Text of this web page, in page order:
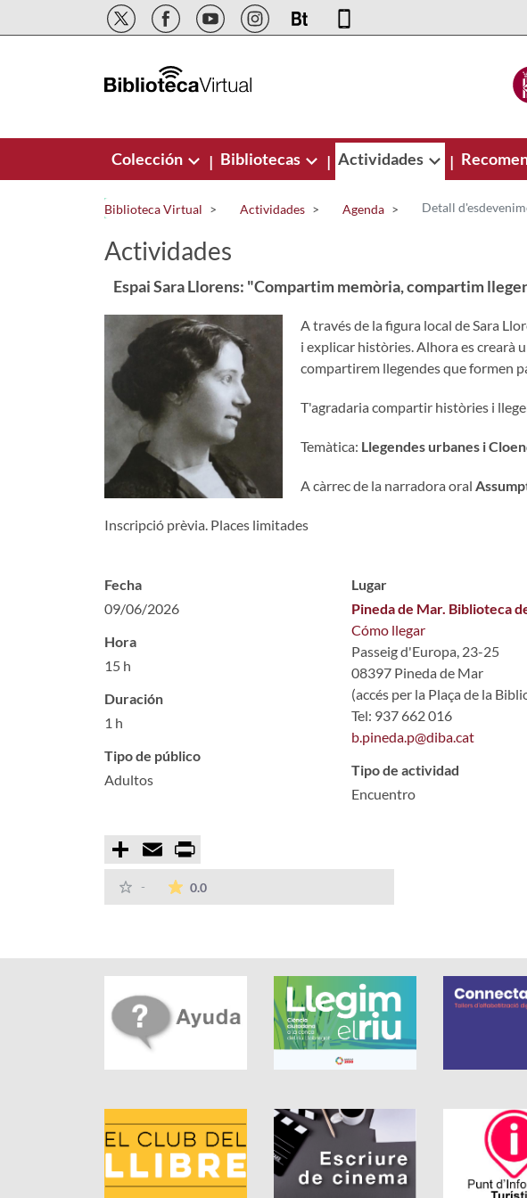
Saltar al contenido principal
Colección | Bibliotecas | Actividades |
Biblioteca Virtual Actividades Agenda Detall
Actividades
Espai Sara Llorens: "Compartim memòria, compartim
A través de la figura local de Sara
i explicar històries. Alhora es crearà
compartirem llegendes que formen
T'agradaria compartir històries i
Temàtica: Llegendes urbanes i
A càrrec de la narradora oral
Inscripció prèvia. Places limitades
Fecha
09/06/2026
Hora
15 h
Duración
1 h
Tipo de público
Adultos
Lugar
Pineda de Mar. Biblioteca
Cómo llegar
Passeig d'Europa, 23-25
08397 Pineda de Mar
(accés per la Plaça de la
Tel: 937 662 016
b.pineda.p@diba.cat
Tipo de actividad
Encuentro
Compartir
Email
- 0.0La valoración media es de 0 estrellas de 5.